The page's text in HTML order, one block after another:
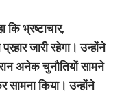
कि भ्रष्टाचार,
जारी रहेगा। उन्होंने
अनेक चुनौतियों सामने
किया। उन्होंने